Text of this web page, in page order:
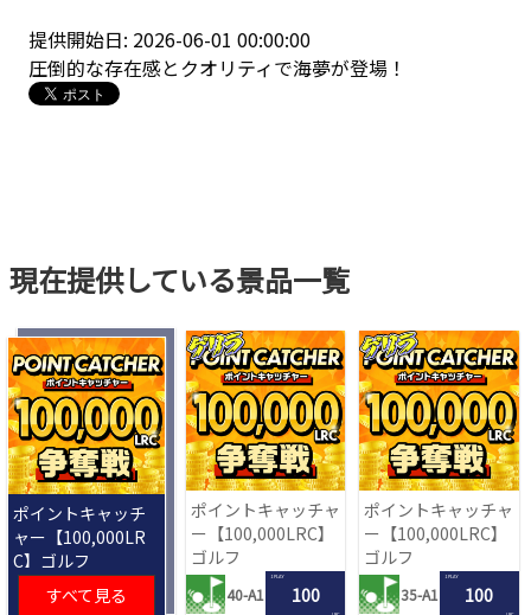
提供開始日: 2026-06-01 00:00:00
圧倒的な存在感とクオリティで海夢が登場！
現在提供している景品一覧
ポイントキャッチ
ャー【100,000LR
C】ゴルフ
すべて見る
ポイントキャッチャ
ー【100,000LRC】
ゴルフ
40-A1
1 PLAY
100
LRC
ポイントキャッチャ
ー【100,000LRC】
ゴルフ
35-A1
1 PLAY
100
LRC